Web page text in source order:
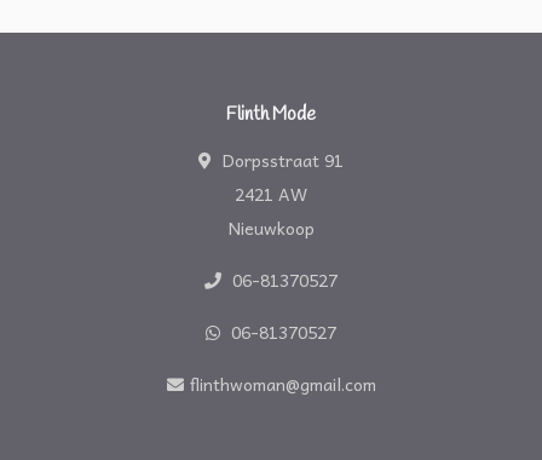
Flinth Mode
Dorpsstraat 91
2421 AW
Nieuwkoop
06-81370527
06-81370527
flinthwoman@gmail.com